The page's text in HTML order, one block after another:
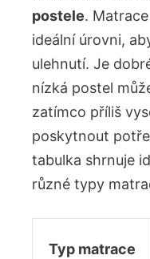
postele.
ideální úrovni,
ulehnutí. Je
nízká postel
zatímco příliš
poskytnout
tabulka shrnuje
různé typy
Typ matrace